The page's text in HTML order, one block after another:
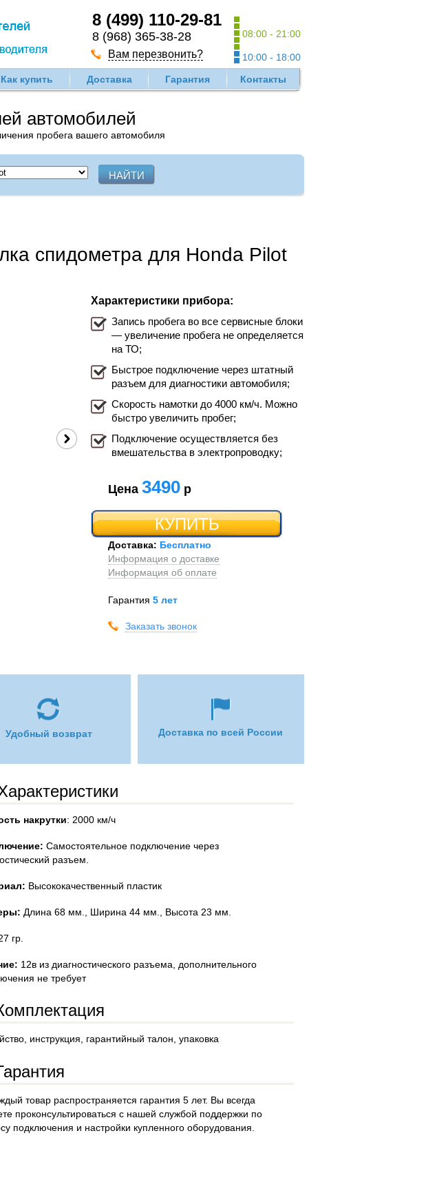
08:00 - 21:00
10:00 - 18:00
8 (499) 110-29-81
8 (968) 365-38-28
Вам перезвонить?
Как купить Доставка Гарантия Контакты
автомобилей
пробега вашего автомобиля
спидометра для Honda Pilot
Характеристики прибора:
Запись пробега во все сервисные блоки
— увеличение пробега не определяется
на ТО;
Быстрое подключение через штатный
разъем для диагностики автомобиля;
Скорость намотки до 4000 км/ч. Можно
быстро увеличить пробег;
Подключение осуществляется без
вмешательства в электропроводку;
Цена 3490 р
КУПИТЬ
Доставка: Бесплатно
Информация о доставке
Информация об оплате
Гарантия 5 лет
Заказать звонок
Удобный возврат Доставка по всей России
накрутки: 2000 км/ч
Самостоятельное подключение через
разъем.
Высококачественный пластик
Длина 68 мм., Ширина 44 мм., Высота 23 мм.
гр.
12в из диагностического разъема, дополнительного
не требует
инструкция, гарантийный талон, упаковка
товар распространяется гарантия 5 лет. Вы всегда
проконсультироваться с нашей службой поддержки по
подключения и настройки купленного оборудования.